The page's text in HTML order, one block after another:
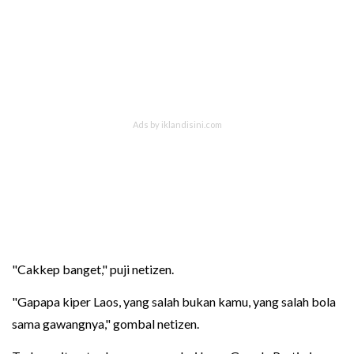
"Cakkep banget," puji netizen.
"Gapapa kiper Laos, yang salah bukan kamu, yang salah bola
sama gawangnya," gombal netizen.